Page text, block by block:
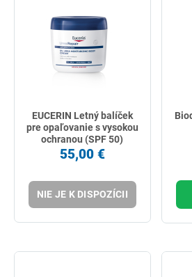
EUCERIN Letný balíček
pre opaľovanie s vysokou
ochranou (SPF 50)
55,00 €
NIE JE K DISPOZÍCII